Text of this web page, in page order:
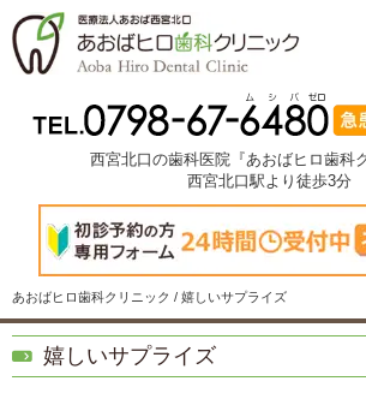
西宮北口の歯科医院『あおばヒロ歯科
西宮北口駅より徒歩3分
あおばヒロ歯科クリニック / 嬉しいサプライズ
嬉しいサプライズ